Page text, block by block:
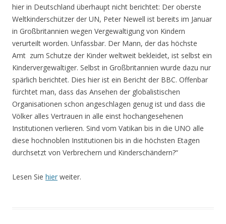
hier in Deutschland überhaupt nicht berichtet: Der oberste
Weltkinderschützer der UN, Peter Newell ist bereits im Januar
in Großbritannien wegen Vergewaltigung von Kindern
verurteilt worden. Unfassbar. Der Mann, der das höchste
Amt zum Schutze der Kinder weltweit bekleidet, ist selbst ein
Kindervergewaltiger. Selbst in Großbritannien wurde dazu nur
spärlich berichtet. Dies hier ist ein Bericht der BBC. Offenbar
fürchtet man, dass das Ansehen der globalistischen
Organisationen schon angeschlagen genug ist und dass die
Völker alles Vertrauen in alle einst hochangesehenen
Institutionen verlieren. Sind vom Vatikan bis in die UNO alle
diese hochnoblen Institutionen bis in die höchsten Etagen
durchsetzt von Verbrechern und Kinderschändern?“
Lesen Sie hier weiter.